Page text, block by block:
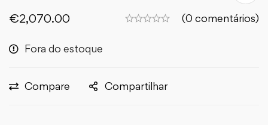
€2,070.00 (0 comentários)
Fora do estoque
Compare Compartilhar